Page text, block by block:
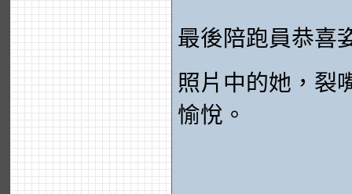
最後陪跑員恭喜
照片中的她，裂
愉悅。